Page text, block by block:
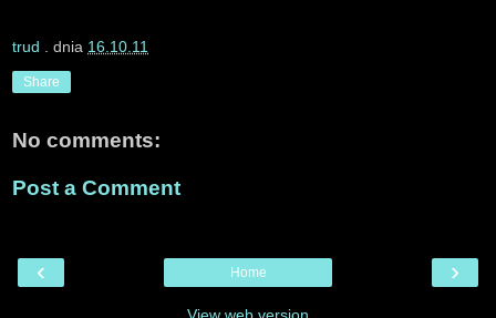
trud . dnia 16.10.11
Share
No comments:
Post a Comment
‹ ›
Home